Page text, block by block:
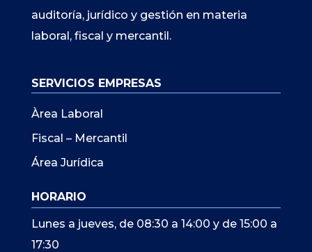
auditoría, jurídico y gestión en materia
laboral, fiscal y mercantil.
SERVICIOS EMPRESAS
Àrea Laboral
Fiscal – Mercantil
Área Jurídica
HORARIO
Lunes a jueves, de 08:30 a 14:00 y de 15:00 a
17:30